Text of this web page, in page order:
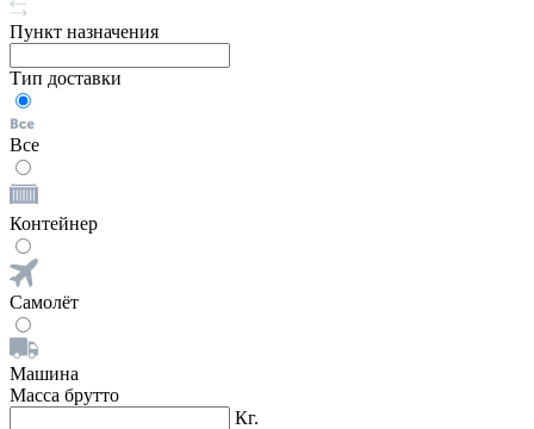
Пункт назначения
Тип доставки
Все
Контейнер
Самолёт
Машина
Масса брутто
Кг.